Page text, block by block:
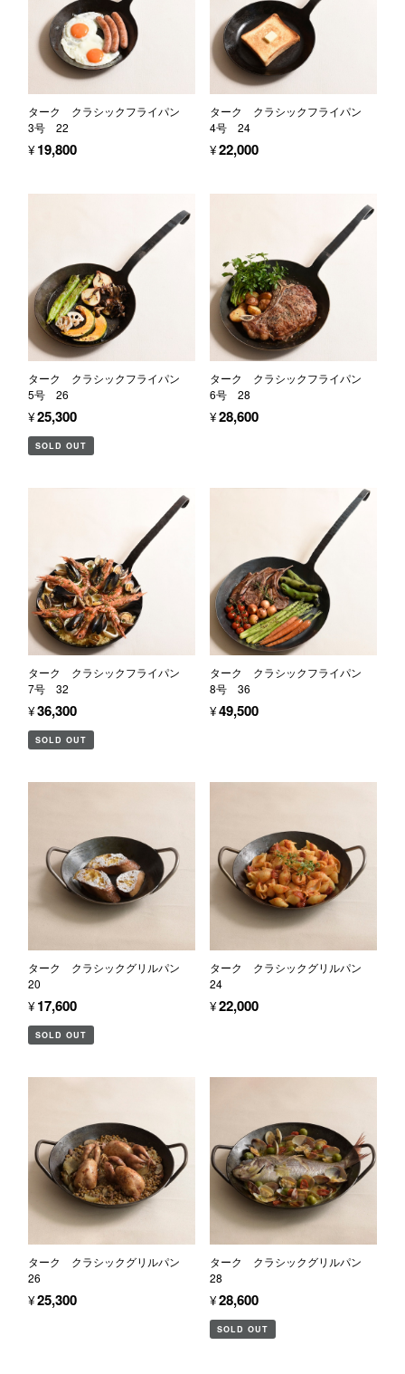
ターク クラシックフライパン
3号 22
¥19,800
ターク クラシックフライパン
4号 24
¥22,000
ターク クラシックフライパン
5号 26
¥25,300
SOLD OUT
ターク クラシックフライパン
6号 28
¥28,600
ターク クラシックフライパン
7号 32
¥36,300
SOLD OUT
ターク クラシックフライパン
8号 36
¥49,500
ターク クラシックグリルパン
20
¥17,600
SOLD OUT
ターク クラシックグリルパン
24
¥22,000
ターク クラシックグリルパン
26
¥25,300
ターク クラシックグリルパン
28
¥28,600
SOLD OUT